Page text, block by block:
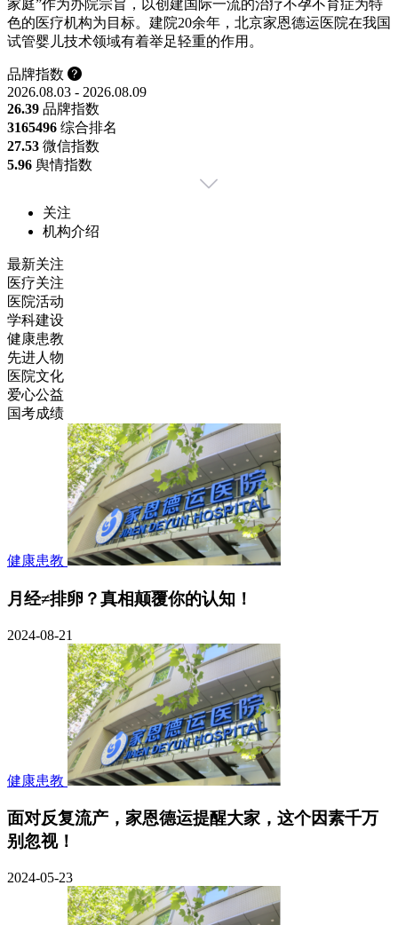
家庭”作为办院宗旨，以创建国际一流的治疗不孕不育症为特
色的医疗机构为目标。建院20余年，北京家恩德运医院在我国
试管婴儿技术领域有着举足轻重的作用。
品牌指数
2026.08.03 - 2026.08.09
26.39 品牌指数
3165496 综合排名
27.53 微信指数
5.96 舆情指数
关注
机构介绍
最新关注
医疗关注
医院活动
学科建设
健康患教
先进人物
医院文化
爱心公益
国考成绩
健康患教
月经≠排卵？真相颠覆你的认知！
2024-08-21
健康患教
面对反复流产，家恩德运提醒大家，这个因素千万
别忽视！
2024-05-23